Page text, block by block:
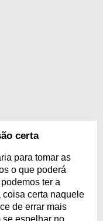
certa
para tomar as
o que poderá
ter a
coisa certa naquele
de errar mais
se espelhar no